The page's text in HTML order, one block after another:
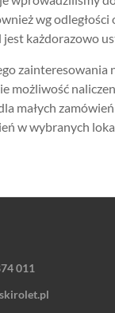
wg odległości
jest każdorazowo
zainteresowania
możliwość
małych
w wybranych
011